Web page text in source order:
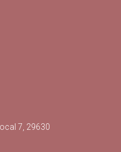
7, 29630